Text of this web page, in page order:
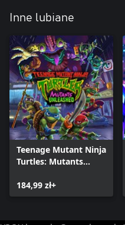
Inne lubiane
Teenage Mutant Ninja
Turtles: Mutants
184,99 zł+